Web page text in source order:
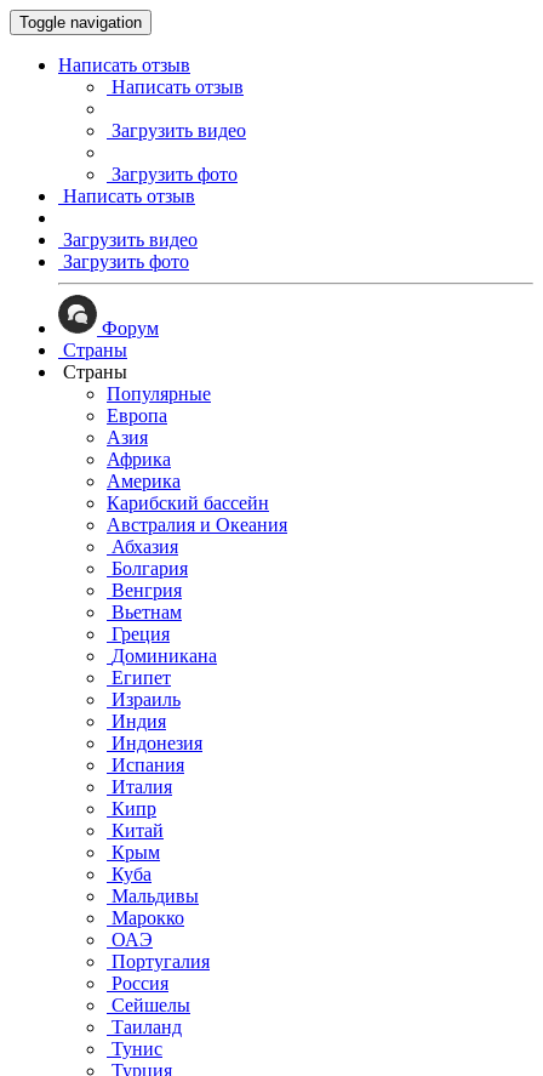
Toggle navigation
Написать отзыв
Написать отзыв
Загрузить видео
Загрузить фото
Написать отзыв
Загрузить видео
Загрузить фото
Форум
Страны
Страны
Популярные
Европа
Азия
Африка
Америка
Карибский бассейн
Австралия и Океания
Абхазия
Болгария
Венгрия
Вьетнам
Греция
Доминикана
Египет
Израиль
Индия
Индонезия
Испания
Италия
Кипр
Китай
Крым
Куба
Мальдивы
Марокко
ОАЭ
Португалия
Россия
Сейшелы
Таиланд
Тунис
Турция